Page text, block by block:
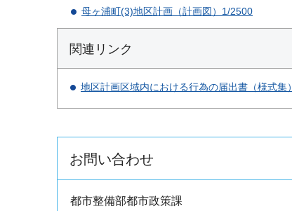
母ヶ浦町(3)地区計画（計画図）1/2500
関連リンク
地区計画区域内における行為の届出書（様式集）
お問い合わせ
都市整備部都市政策課